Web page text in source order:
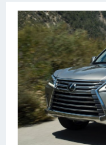
Разное
Автомобили